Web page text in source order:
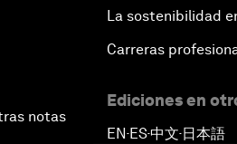
notas
La sostenibilidad
Carreras
Ediciones en
EN ▪ ES▪中文▪ 日本語